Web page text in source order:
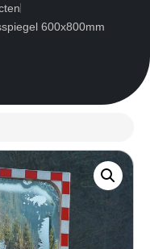
600x800mm